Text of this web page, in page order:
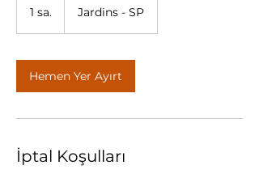
1 sa. Jardins - SP
Hemen Yer Ayırt
İptal Koşulları